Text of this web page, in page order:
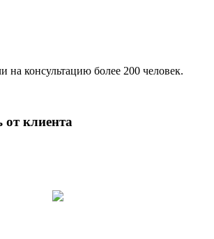
на консультацию более 200 человек.
от клиента